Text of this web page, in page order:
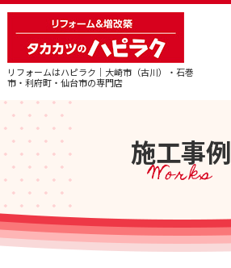
リフォームはハピラク｜大崎市（古川）・石巻
市・利府町・仙台市の専門店
施工事例
Works